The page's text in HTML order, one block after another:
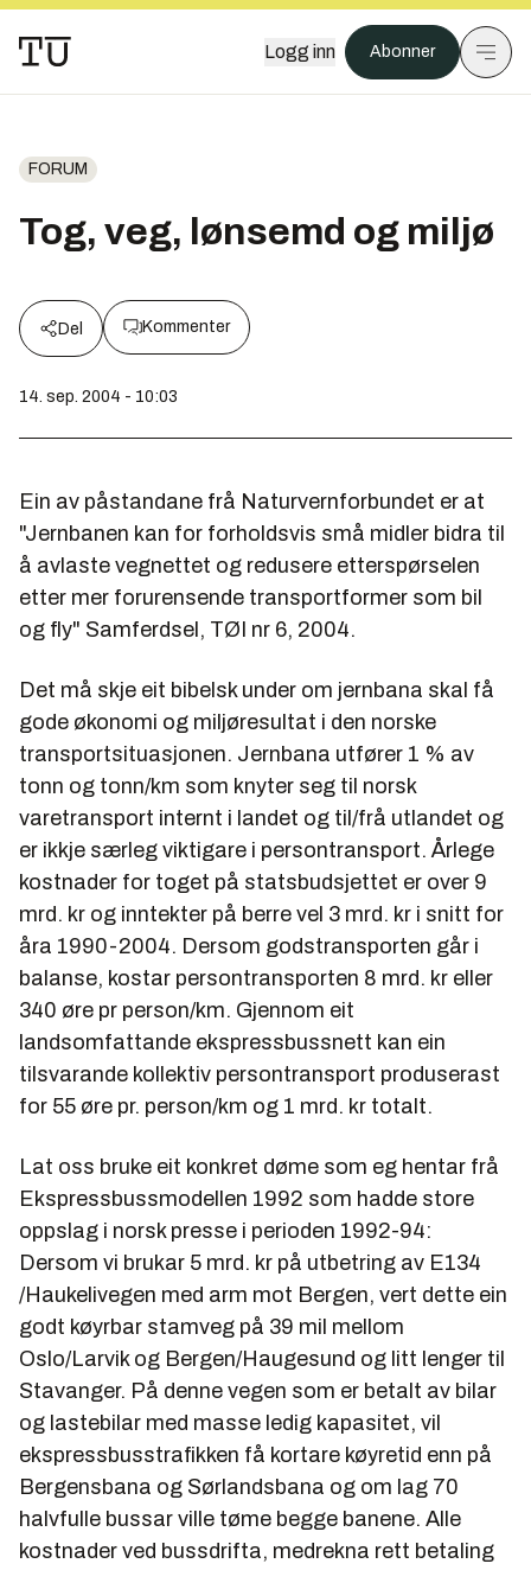
Logg inn Abonner
FORUM
Tog, veg, lønsemd og miljø
Del Kommenter
14. sep. 2004 - 10:03
Ein av påstandane frå Naturvernforbundet er at
"Jernbanen kan for forholdsvis små midler bidra til
å avlaste vegnettet og redusere etterspørselen
etter mer forurensende transportformer som bil
og fly" Samferdsel, TØI nr 6, 2004.
Det må skje eit bibelsk under om jernbana skal få
gode økonomi og miljøresultat i den norske
transportsituasjonen. Jernbana utfører 1 % av
tonn og tonn/km som knyter seg til norsk
varetransport internt i landet og til/frå utlandet og
er ikkje særleg viktigare i persontransport. Årlege
kostnader for toget på statsbudsjettet er over 9
mrd. kr og inntekter på berre vel 3 mrd. kr i snitt for
åra 1990-2004. Dersom godstransporten går i
balanse, kostar persontransporten 8 mrd. kr eller
340 øre pr person/km. Gjennom eit
landsomfattande ekspressbussnett kan ein
tilsvarande kollektiv persontransport produserast
for 55 øre pr. person/km og 1 mrd. kr totalt.
Lat oss bruke eit konkret døme som eg hentar frå
Ekspressbussmodellen 1992 som hadde store
oppslag i norsk presse i perioden 1992-94:
Dersom vi brukar 5 mrd. kr på utbetring av E134
/Haukelivegen med arm mot Bergen, vert dette ein
godt køyrbar stamveg på 39 mil mellom
Oslo/Larvik og Bergen/Haugesund og litt lenger til
Stavanger. På denne vegen som er betalt av bilar
og lastebilar med masse ledig kapasitet, vil
ekspressbusstrafikken få kortare køyretid enn på
Bergensbana og Sørlandsbana og om lag 70
halvfulle bussar ville tøme begge banene. Alle
kostnader ved bussdrifta, medrekna rett betaling